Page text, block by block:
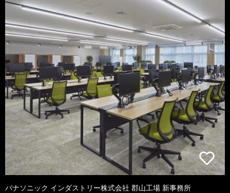
パナソニック インダストリー株式会社 郡山工場 新事務所